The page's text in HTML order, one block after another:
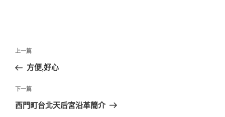
文
導
覽
上
一
文
章
上一篇
方便,好心
下
一
下一篇
西門町台北天后宮沿革簡介